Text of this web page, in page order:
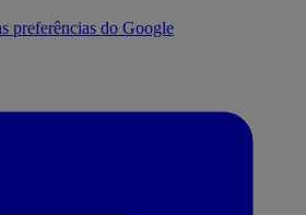
preferências do Google